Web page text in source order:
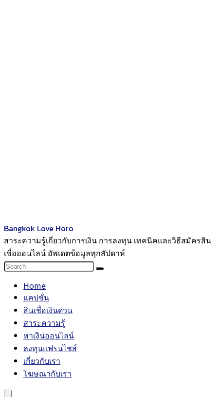
Bangkok Love Horo
สาระความรู้เกี่ยวกับการเงิน การลงทุน เทคนิคและวิธีสมัครสิน
เชื่อออนไลน์ อัพเดตข้อมูลทุกสัปดาห์
Home
แคปชั่น
สินเชื่อเงินด่วน
สาระความรู้
หาเงินออนไลน์
ลงทุนแฟรนไชส์
เกี่ยวกับเรา
โฆษณากับเรา